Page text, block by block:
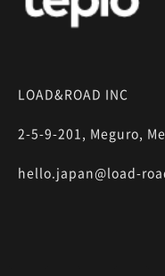
LOAD&ROAD INC
2-5-9-201, Meguro,
hello.japan@load-